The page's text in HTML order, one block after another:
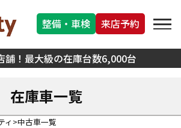
舗！最大級の在庫台数6,000台
整備・車検 来店予約
在庫車一覧
ィ 中古車一覧